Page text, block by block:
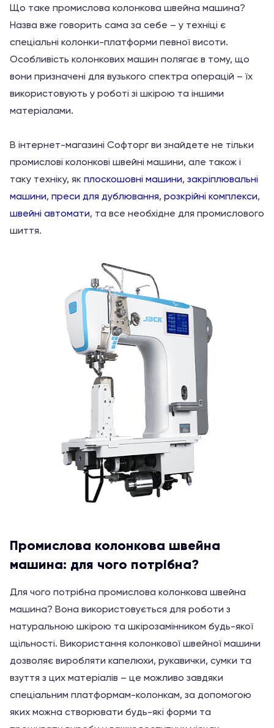
Що таке промислова колонкова швейна машина?
Назва вже говорить сама за себе – у техніці є
спеціальні колонки-платформи певної висоти.
Особливість колонкових машин полягає в тому, що
вони призначені для вузького спектра операцій – їх
використовують у роботі зі шкірою та іншими
матеріалами.
В інтернет-магазині Софторг ви знайдете не тільки
промислові колонкові швейні машини, але також і
таку техніку, як плоскошовні машини, закріплювальні
машини, преси для дублювання, розкрійні комплекси,
швейні автомати, та все необхідне для промислового
шиття.
Промислова колонкова швейна
машина: для чого потрібна?
Для чого потрібна промислова колонкова швейна
машина? Вона використовується для роботи з
натуральною шкірою та шкірозамінником будь-якої
щільності. Використання колонкової швейної машини
дозволяє виробляти капелюхи, рукавички, сумки та
взуття з цих матеріалів – це можливо завдяки
спеціальним платформам-колонкам, за допомогою
яких можна створювати будь-які форми та